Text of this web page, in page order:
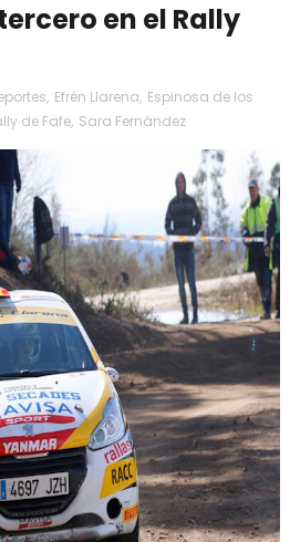
en el Rally
, Efrén Llarena, Espinosa de los
de Fafe, Sara Fernández